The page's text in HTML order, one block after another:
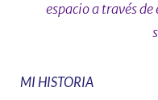
espacio a través
MI HISTORIA